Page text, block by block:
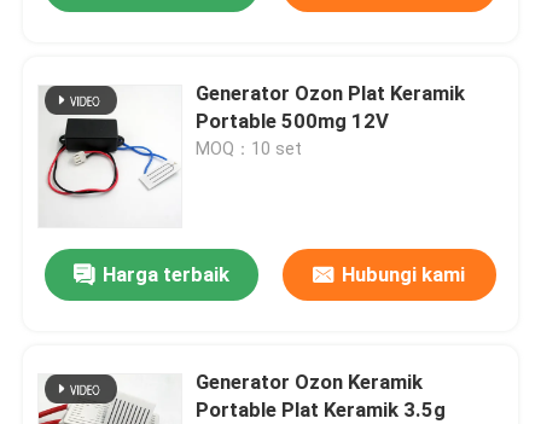
Rumah
Generator Ozon Plat Keramik
Portable 500mg 12V
MOQ：10 set
Harga terbaik Hubungi kami
Generator Ozon Keramik
Portable Plat Keramik 3.5g